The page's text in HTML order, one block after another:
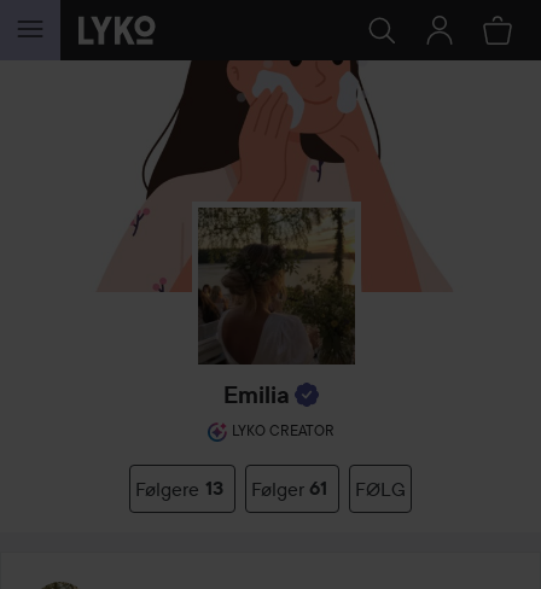
GÅ TIL INDHOLD
Emilia
LYKO CREATOR
Følgere 13 Følger 61 FØLG